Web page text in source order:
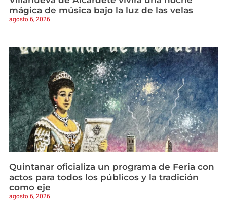
mágica de música bajo la luz de las velas
agosto 6, 2026
Quintanar oficializa un programa de Feria con
actos para todos los públicos y la tradición
como eje
agosto 6, 2026